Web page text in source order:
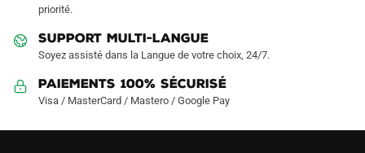
priorité.
SUPPORT MULTI-LANGUE
Soyez assisté dans la Langue de votre choix, 24/7.
Paiements 100% Sécurisé
Visa / MasterCard / Mastero / Google Pay